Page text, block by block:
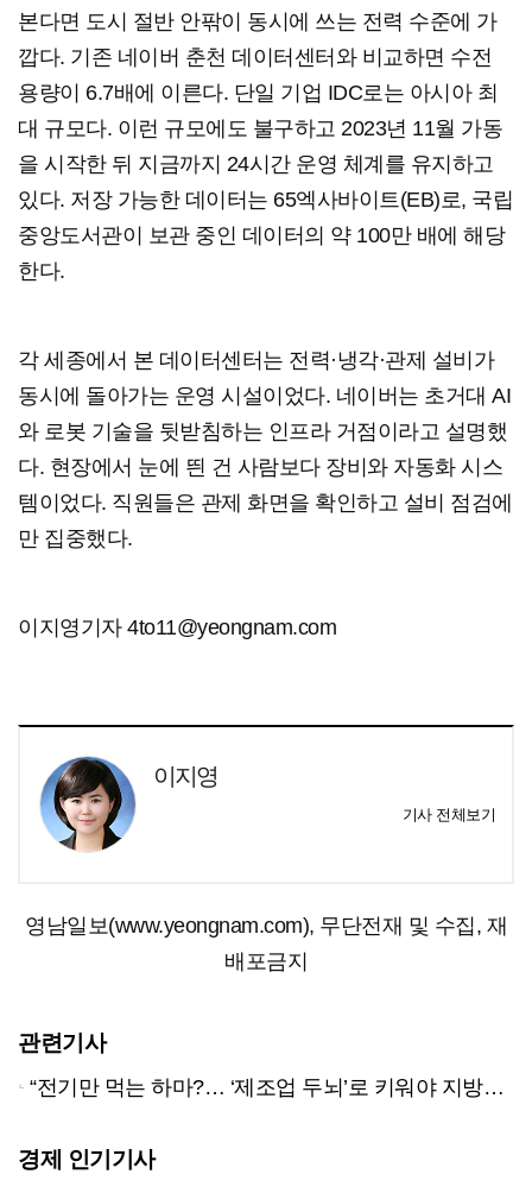
본다면 도시 절반 안팎이 동시에 쓰는 전력 수준에 가
깝다. 기존 네이버 춘천 데이터센터와 비교하면 수전
용량이 6.7배에 이른다. 단일 기업 IDC로는 아시아 최
대 규모다. 이런 규모에도 불구하고 2023년 11월 가동
을 시작한 뒤 지금까지 24시간 운영 체계를 유지하고
있다. 저장 가능한 데이터는 65엑사바이트(EB)로, 국립
중앙도서관이 보관 중인 데이터의 약 100만 배에 해당
한다.
각 세종에서 본 데이터센터는 전력·냉각·관제 설비가
동시에 돌아가는 운영 시설이었다. 네이버는 초거대 AI
와 로봇 기술을 뒷받침하는 인프라 거점이라고 설명했
다. 현장에서 눈에 띈 건 사람보다 장비와 자동화 시스
템이었다. 직원들은 관제 화면을 확인하고 설비 점검에
만 집중했다.
이지영기자 4to11@yeongnam.com
이지영
기사 전체보기
영남일보(www.yeongnam.com), 무단전재 및 수집, 재
배포금지
관련기사
“전기만 먹는 하마?… ‘제조업 두뇌’로 키워야 지방이 산다”
경제 인기기사